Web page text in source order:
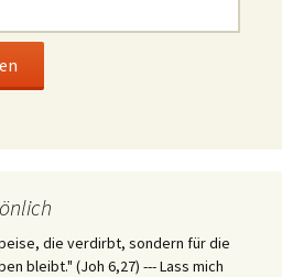
die verdirbt, sondern für die
bleibt." (Joh 6,27) --- Lass mich